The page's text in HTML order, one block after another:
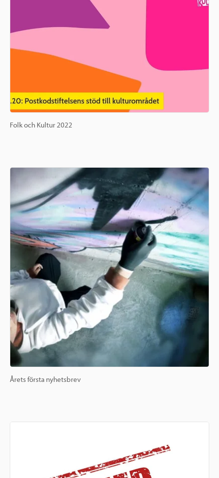
Folk och Kultur 2022
Årets första nyhetsbrev